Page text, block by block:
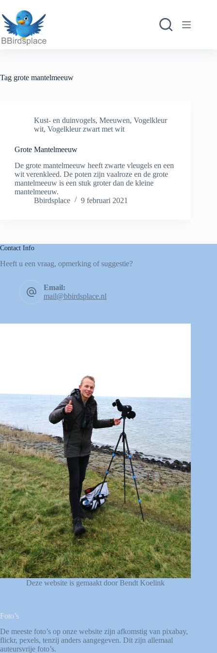
naar
de
inhoud
Tag grote mantelmeeuw
Kust- en duinvogels, Meeuwen, Vogelkleur
wit, Vogelkleur zwart met wit
Grote Mantelmeeuw
De grote mantelmeeuw heeft zwarte vleugels en een
wit verenkleed. De poten zijn vaalroze en de grote
mantelmeeuw is een stuk groter dan de kleine
mantelmeeuw.
Bbirdsplace
9 februari 2021
Contact Info
Heeft u een vraag, opmerking of suggestie?
Email:
mail@bbirdsplace.nl
Deze website is gemaakt door Bendt Koelink
Foto’s
De meeste foto’s op onze website zijn afkomstig van pixabay,
flickr, pexels, tenzij anders aangegeven. Dit zijn allemaal
auteursvrije foto’s.